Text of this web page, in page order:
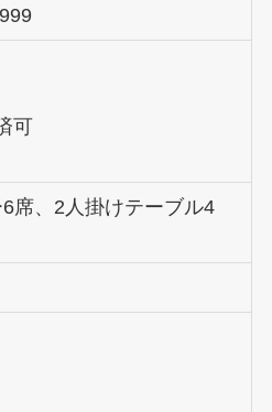
可
6席、2人掛けテーブル4